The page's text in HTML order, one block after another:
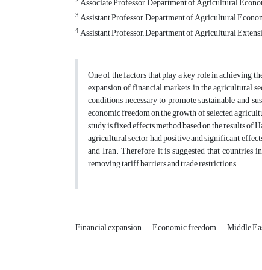
3Assistant Professor, Department of Agricultural
4Assistant Professor, Department of Agricultural
One of the factors that play a key role in achieving
expansion of financial markets in the agricultural
conditions necessary to promote sustainable and
economic freedom on the growth of selected
study is fixed effects method based on the results of
agricultural sector had positive and significant
and Iran. Therefore, it is suggested that
removing tariff barriers and trade restrictions.
Financial expansion Economic freedom Middle